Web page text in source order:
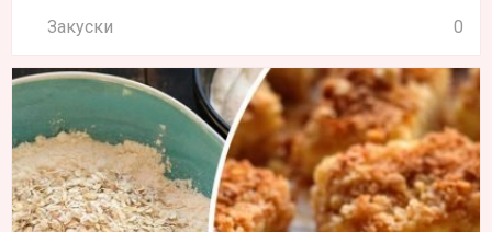
Закуски 0